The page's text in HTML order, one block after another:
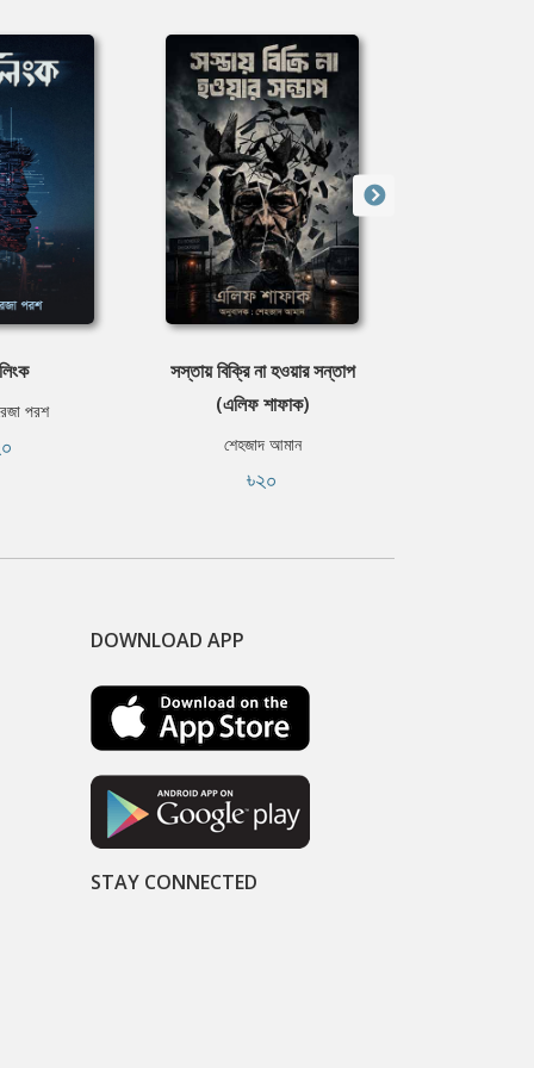
পরশ
সস্তায় বিক্রি না হওয়ার সন্তাপ
(এলিফ শাফাক)
শেহজাদ আমান
৳২০
DOWNLOAD APP
STAY CONNECTED